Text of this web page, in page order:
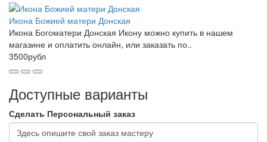
Икона Божией матери Донская
Икона Богоматери Донская Икону можно купить в нашем
магазине и оплатить онлайн, или заказать по..
3500рубл
Доступные варианты
Сделать Персональный заказ